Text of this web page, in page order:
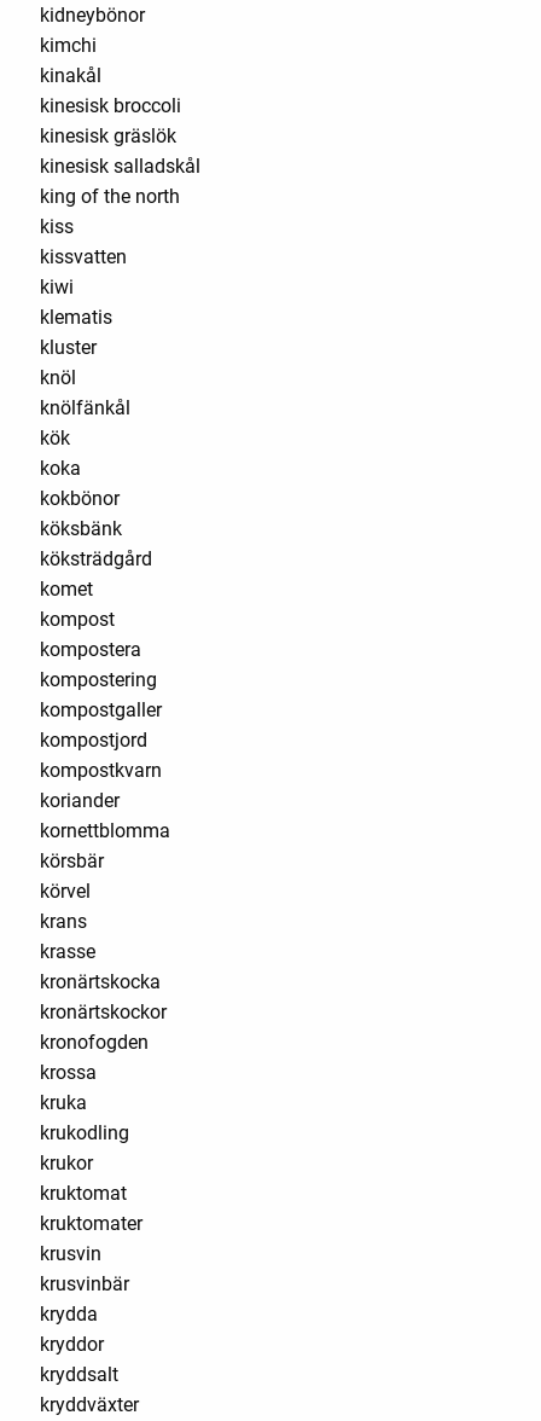
kidneybönor
kimchi
kinakål
kinesisk broccoli
kinesisk gräslök
kinesisk salladskål
king of the north
kiss
kissvatten
kiwi
klematis
kluster
knöl
knölfänkål
kök
koka
kokbönor
köksbänk
köksträdgård
komet
kompost
kompostera
kompostering
kompostgaller
kompostjord
kompostkvarn
koriander
kornettblomma
körsbär
körvel
krans
krasse
kronärtskocka
kronärtskockor
kronofogden
krossa
kruka
krukodling
krukor
kruktomat
kruktomater
krusvin
krusvinbär
krydda
kryddor
kryddsalt
kryddväxter